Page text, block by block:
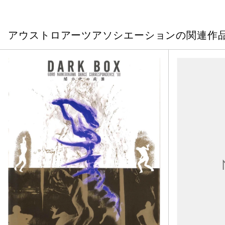
アウストロアーツアソシエーションの関連作